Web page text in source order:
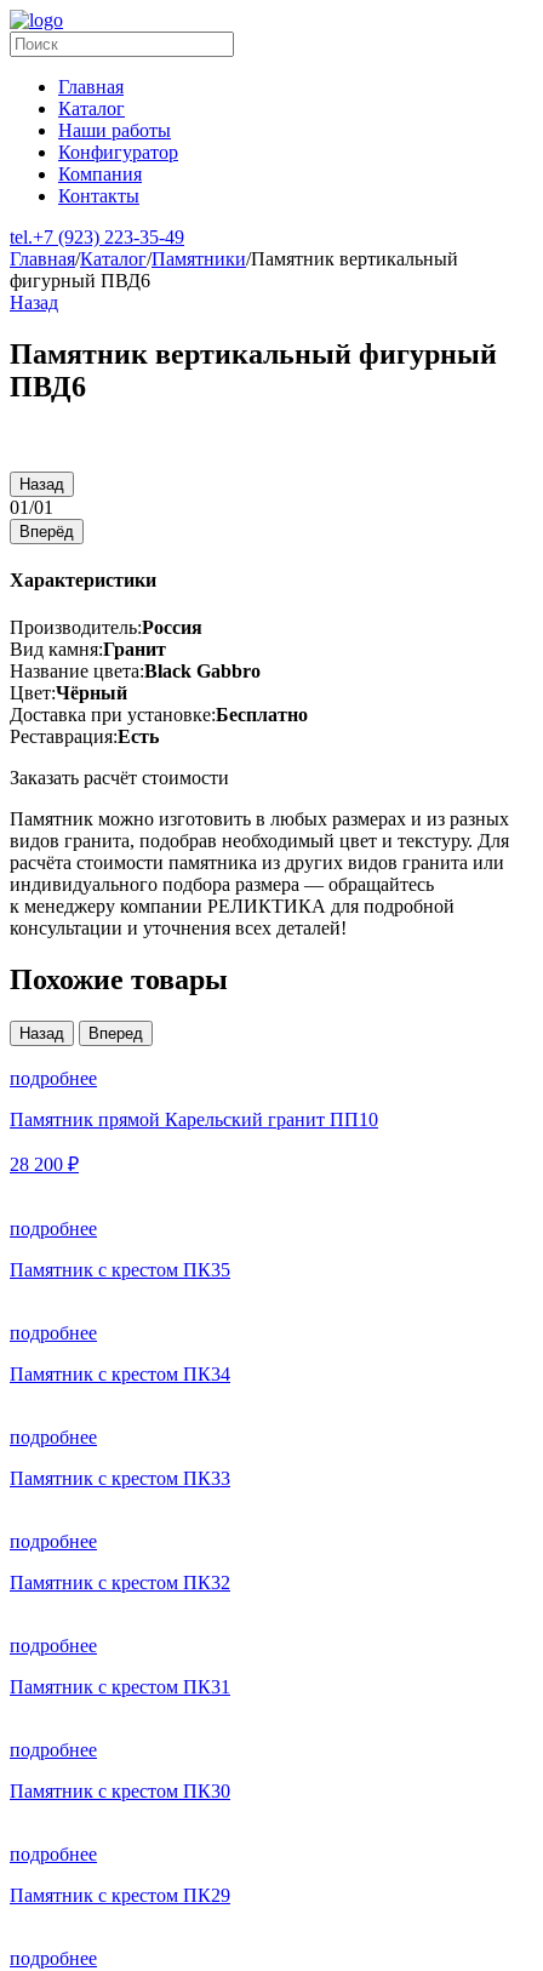
Главная
Каталог
Наши работы
Конфигуратор
Компания
Контакты
tel.+7 (923) 223-35-49
Главная/Каталог/Памятники/Памятник вертикальный
фигурный ПВД6
Назад
Памятник вертикальный фигурный
ПВД6
Назад
01/01
Вперёд
Характеристики
Производитель:Россия
Вид камня:Гранит
Название цвета:Black Gabbro
Цвет:Чёрный
Доставка при установке:Бесплатно
Реставрация:Есть
Заказать расчёт стоимости
Памятник можно изготовить в любых размерах и из разных
видов гранита, подобрав необходимый цвет и текстуру. Для
расчёта стоимости памятника из других видов гранита или
индивидуального подбора размера — обращайтесь
к менеджеру компании РЕЛИКТИКА для подробной
консультации и уточнения всех деталей!
Похожие товары
Назад Вперед
подробнее
Памятник прямой Карельский гранит ПП10
28 200 ₽
подробнее
Памятник с крестом ПК35
подробнее
Памятник с крестом ПК34
подробнее
Памятник с крестом ПК33
подробнее
Памятник с крестом ПК32
подробнее
Памятник с крестом ПК31
подробнее
Памятник с крестом ПК30
подробнее
Памятник с крестом ПК29
подробнее